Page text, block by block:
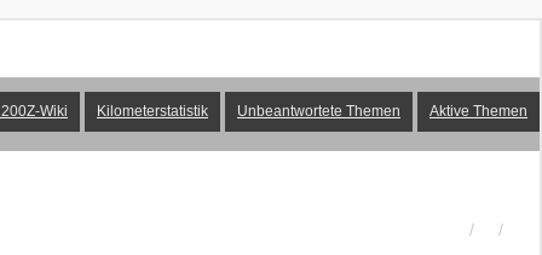
Wiki Kilometerstatistik Unbeantwortete Themen Aktive Themen